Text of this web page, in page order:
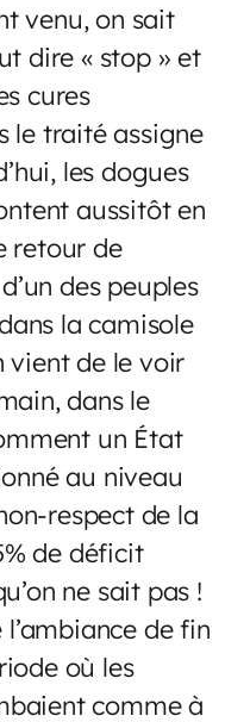
venu, on sait
dire « stop » et
cures
le traité assigne
les dogues
aussitôt en
retour de
des peuples
la camisole
vient de le voir
dans le
un État
au niveau
respect de la
de déficit
ne sait pas !
de fin
où les
comme à